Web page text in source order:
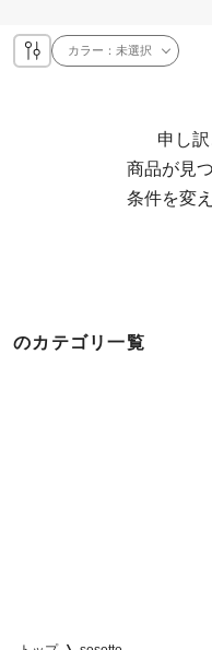
カラー：未選択
申し訳
条件を変
のカテゴリ一覧